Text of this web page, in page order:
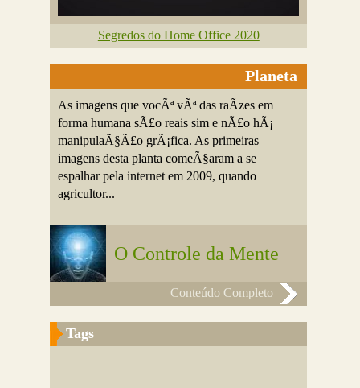
Segredos do Home Office 2020
Planeta
As imagens que vocÃª vÃª das raÃ­zes em
forma humana sÃ£o reais sim e nÃ£o hÃ¡
manipulaÃ§Ã£o grÃ¡fica. As primeiras
imagens desta planta comeÃ§aram a se
espalhar pela internet em 2009, quando
agricultor...
O Controle da Mente
Conteúdo Completo
Tags